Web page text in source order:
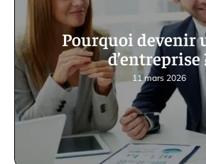
Pourquoi devenir
d’entreprise
11 mars 2026